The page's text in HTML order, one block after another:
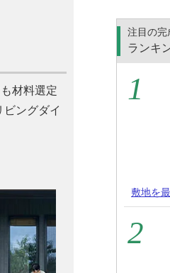
材料選定
ングダイ
注目の完
ランキ
敷地を